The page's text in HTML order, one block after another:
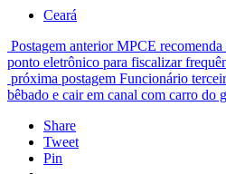
Ceará
Postagem anterior MPCE recomenda
ponto eletrônico para fiscalizar
próxima postagem Funcionário
bêbado e cair em canal com carro do
Share
Tweet
Pin